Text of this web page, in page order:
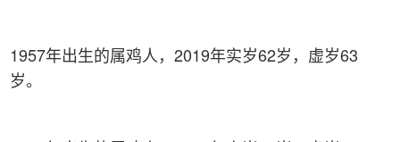
1957年出生的属鸡人，2019年实岁62岁，虚岁63
岁。